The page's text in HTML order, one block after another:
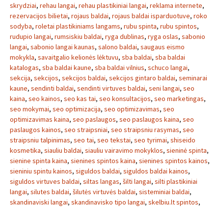
skrydziai, rehau langai, rehau plastikiniai langai, reklama internete,
rezervacijos bilietai, rojaus baldai, rojaus baldai isparduotuve, roko
sodyba, roletai plastikiniams langams, rubu spinta, rubu spintos,
rudupio langai, rumsiskiu baldai, ryga dublinas, ryga oslas, sabonio
langai, sabonio langai kaunas, salono baldai, saugaus eismo
mokykla, savaitgalio kelionės lėktuvu, sba baldai, sba baldai
katalogas, sba baldai kaune, sba baldai vilnius, schuco langai,
sekcija, sekcijos, sekcijos baldai, sekcijos gintaro baldai, seminarai
kaune, sendinti baldai, sendinti virtuves baldai, seni langai, seo
kaina, seo kainos, seo kas tai, seo konsultacijos, seo marketingas,
seo mokymai, seo optimizacija, seo optimizavimas, seo
optimizavimas kaina, seo paslaugos, seo paslaugos kaina, seo
paslaugos kainos, seo straipsniai, seo straipsniu rasymas, seo
straipsniu talpinimas, seo tai, seo tekstai, seo tyrimai, shiseido
kosmetika, siauliu baldai, siauliu vairavimo mokyklos, sieninė spinta,
sienine spinta kaina, sienines spintos kaina, sienines spintos kainos,
sieniniu spintu kainos, siguldos baldai, siguldos baldai kainos,
siguldos virtuves baldai, siltas langas, šilti langai, silti plastikiniai
langai, silutes baldai, šilutės virtuvės baldai, sisteminiai baldai,
skandinaviski langai, skandinavisko tipo langai, skelbiu.lt spintos,